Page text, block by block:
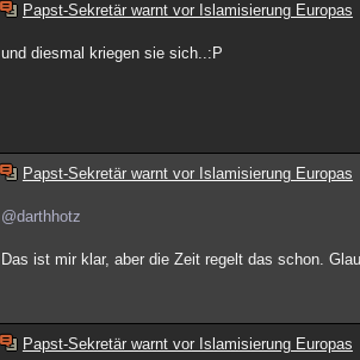
Papst-Sekretär warnt vor Islamisierung Europas
und diesmal kriegen sie sich..:P
Papst-Sekretär warnt vor Islamisierung Europas
@darthhotz
Das ist mir klar, aber die Zeit regelt das schon.
Papst-Sekretär warnt vor Islamisierung Europas